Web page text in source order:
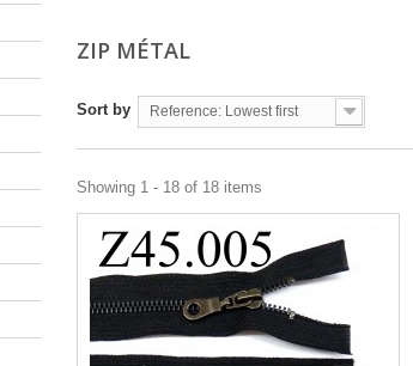
ZIP MÉTAL
Sort by Reference: Lowest first
Showing 1 - 18 of 18 items